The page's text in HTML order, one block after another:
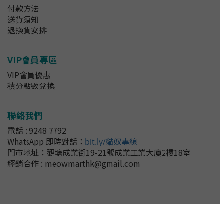
付款方法
送貨須知
退換貨安排
VIP會員專區
VIP會員優惠
積分點數兌換
聯絡我們
電話 : 9248 7792
WhatsApp 即時對話 ： bit.ly/貓奴專線
門市地址： 觀塘成業街19-21號成業工業大廈2樓18室
經銷合作 : meowmarthk@gmail.com